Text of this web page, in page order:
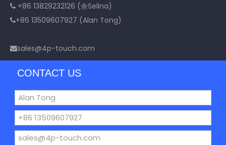
 +86 13829232126 (余Selina)
+86 13509607927 (Alan Tong)
sales@4p-touch.com
CONTACT US